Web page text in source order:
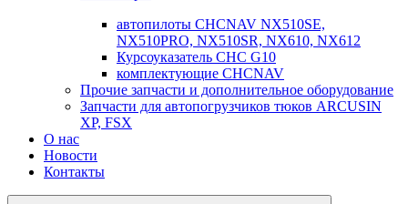
автопилоты CHCNAV NX510SE,
NX510PRO, NX510SR, NX610, NX612
Курсоуказатель CHC G10
комплектующие CHCNAV
Прочие запчасти и дополнительное оборудование
Запчасти для автопогрузчиков тюков ARCUSIN
XP, FSX
О нас
Новости
Контакты